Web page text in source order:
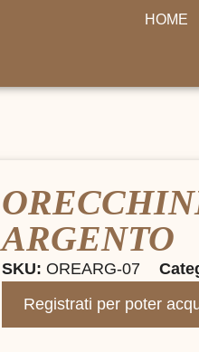
HOME
ARGENTO
SKU: OREARG-07
Registrati per poter